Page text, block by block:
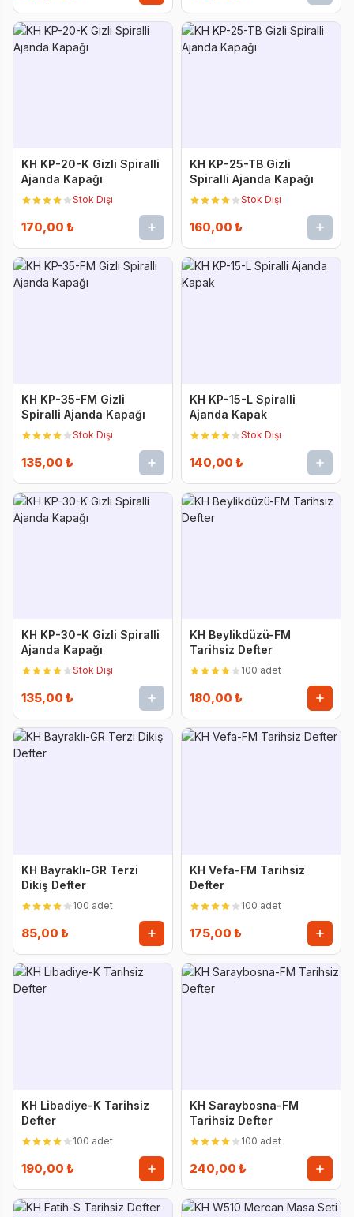
KH KP-20-K Gizli Spiralli
Ajanda Kapağı
Stok Dışı
170,00 ₺
KH KP-25-TB Gizli
Spiralli Ajanda Kapağı
Stok Dışı
160,00 ₺
KH KP-35-FM Gizli
Spiralli Ajanda Kapağı
Stok Dışı
135,00 ₺
KH KP-15-L Spiralli
Ajanda Kapak
Stok Dışı
140,00 ₺
KH KP-30-K Gizli Spiralli
Ajanda Kapağı
Stok Dışı
135,00 ₺
KH Beylikdüzü-FM
Tarihsiz Defter
100 adet
180,00 ₺
KH Bayraklı-GR Terzi
Dikiş Defter
100 adet
85,00 ₺
KH Vefa-FM Tarihsiz
Defter
100 adet
175,00 ₺
KH Libadiye-K Tarihsiz
Defter
100 adet
190,00 ₺
KH Saraybosna-FM
Tarihsiz Defter
100 adet
240,00 ₺